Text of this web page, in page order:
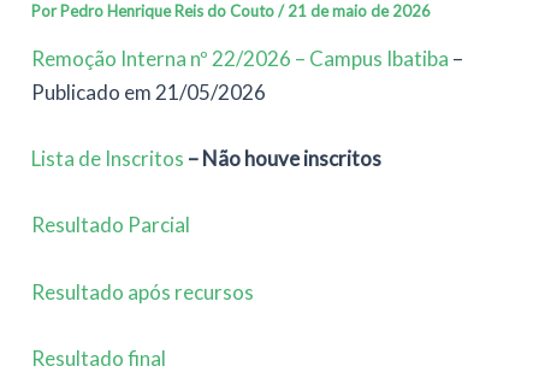
PorPedro Henrique Reis do Couto/21 de maio de 2026
Remoção Interna nº 22/2026 – Campus Ibatiba –
Publicado em 21/05/2026
Lista de Inscritos – Não houve inscritos
Resultado Parcial
Resultado após recursos
Resultado final